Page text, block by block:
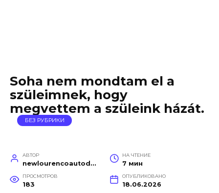
Soha nem mondtam el a
szüleimnek, hogy
megvettem a szüleink házát.
БЕЗ РУБРИКИ
АВТОР
newlourencoautodetail
НА ЧТЕНИЕ
7 мин
ПРОСМОТРОВ
183
ОПУБЛИКОВАНО
18.06.2026